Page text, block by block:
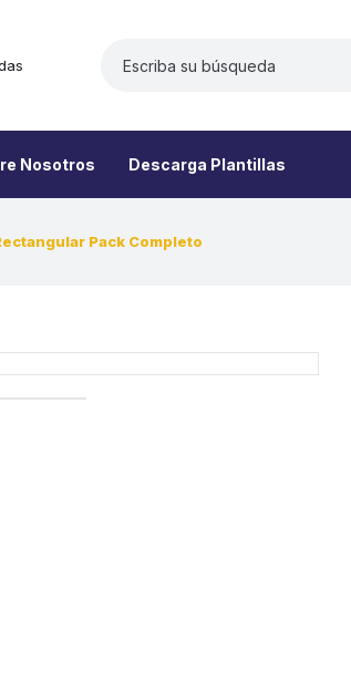
Nosotros Descarga Plantillas
Pack Completo